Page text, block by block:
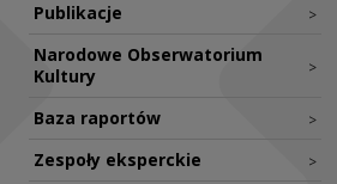
Publikacje >
Narodowe Obserwatorium
Kultury
>
Baza raportów >
Zespoły eksperckie >